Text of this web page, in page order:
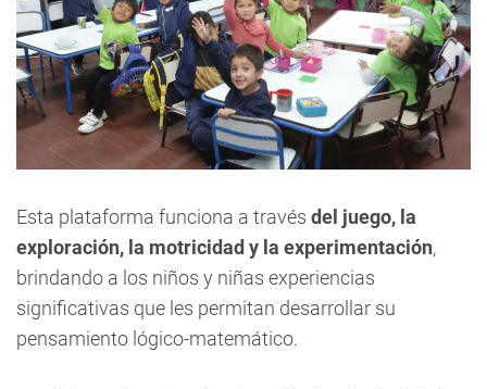
Esta plataforma funciona a través del juego, la
exploración, la motricidad y la experimentación,
brindando a los niños y niñas experiencias
significativas que les permitan desarrollar su
pensamiento lógico-matemático.